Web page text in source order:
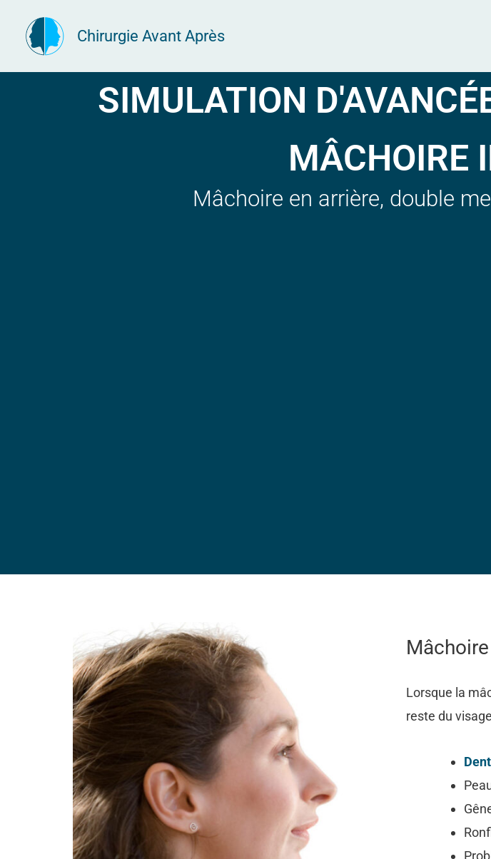
contenu
Chirurgie Avant Après
SIMULATION
MÂCHOIRE
Mâchoire en arrière, double
Lorsque la
reste du